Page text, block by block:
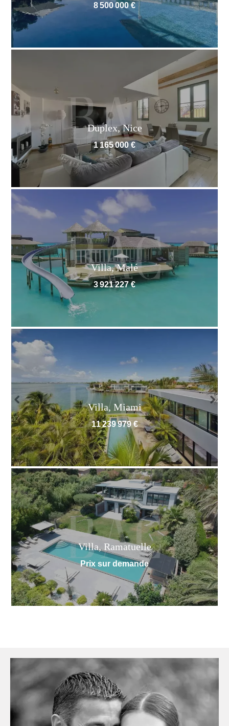
8 500 000 €
Duplex, Nice
1 165 000 €
Villa, Malé
3 921 227 €
Villa, Miami
11 239 979 €
Villa, Ramatuelle
Prix sur demande